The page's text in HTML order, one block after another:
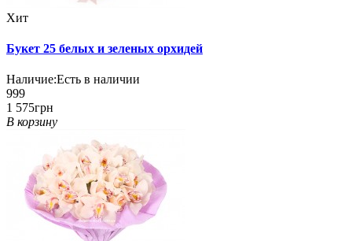
Хит
Букет 25 белых и зеленых орхидей
Наличие:Есть в наличии
999
1 575грн
В корзину